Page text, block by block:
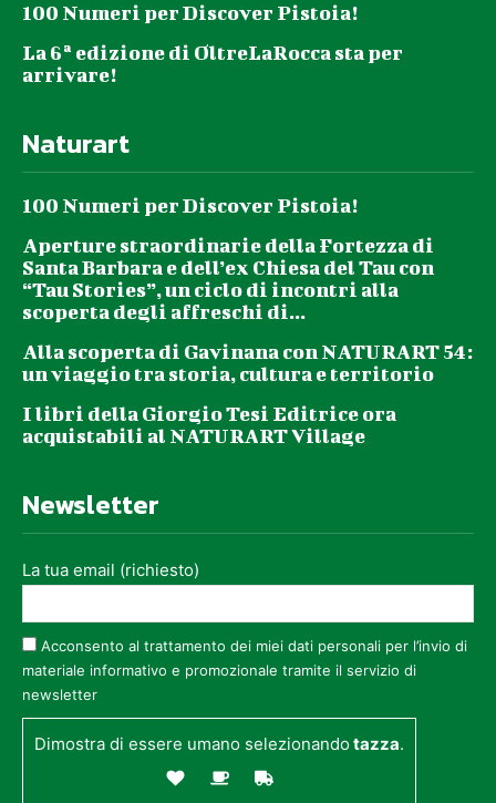
100 Numeri per Discover Pistoia!
La 6ª edizione di OltreLaRocca sta per
arrivare!
Naturart
100 Numeri per Discover Pistoia!
Aperture straordinarie della Fortezza di
Santa Barbara e dell’ex Chiesa del Tau con
“Tau Stories”, un ciclo di incontri alla
scoperta degli affreschi di...
Alla scoperta di Gavinana con NATURART 54:
un viaggio tra storia, cultura e territorio
I libri della Giorgio Tesi Editrice ora
acquistabili al NATURART Village
Newsletter
La tua email (richiesto)
Acconsento al trattamento dei miei dati personali per l’invio di
materiale informativo e promozionale tramite il servizio di
newsletter
Dimostra di essere umano selezionandotazza.